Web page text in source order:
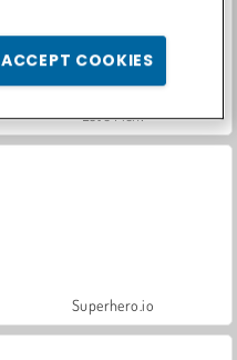
Let's Fish!
Superhero.io
ACCEPT COOKIES